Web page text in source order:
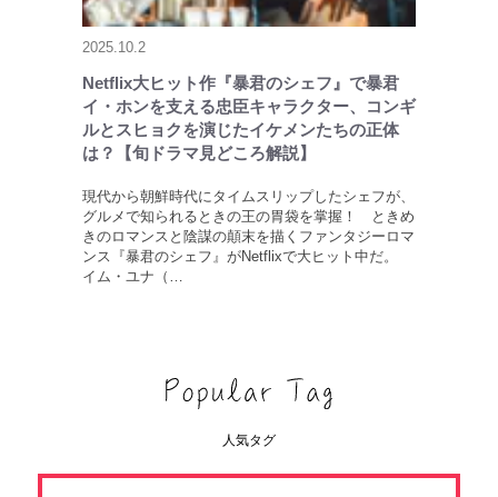
2025.10.2
Netflix大ヒット作『暴君のシェフ』で暴君
イ・ホンを支える忠臣キャラクター、コンギ
ルとスヒョクを演じたイケメンたちの正体
は？【旬ドラマ見どころ解説】
現代から朝鮮時代にタイムスリップしたシェフが、
グルメで知られるときの王の胃袋を掌握！ ときめ
きのロマンスと陰謀の顛末を描くファンタジーロマ
ンス『暴君のシェフ』がNetflixで大ヒット中だ。
イム・ユナ（…
人気タグ